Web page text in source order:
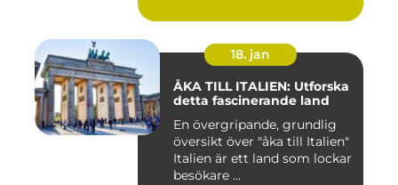
18. jan
ÅKA TILL ITALIEN: Utforska
detta fascinerande land
En övergripande, grundlig
översikt över "åka till Italien"
Italien är ett land som lockar
besökare ...